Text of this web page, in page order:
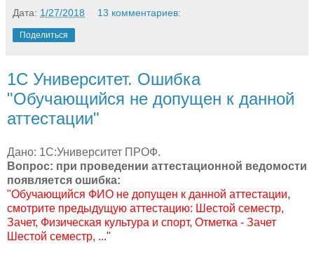
Дата: 1/27/2018 13 комментариев:
Поделиться
1С Университет. Ошибка
"Обучающийся не допущен к данной
аттестации"
Дано: 1С:Университет ПРОФ.
Вопрос: при проведении аттестационной ведомости
появляется ошибка:
"Обучающийся ФИО не допущен к данной аттестации,
смотрите предыдущую аттестацию: Шестой семестр,
Зачет, Физическая культура и спорт, Отметка - Зачет
Шестой семестр, ..."